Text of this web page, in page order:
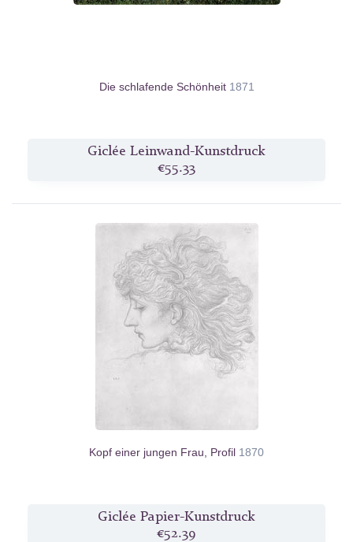
Die schlafende Schönheit 1871
Giclée Leinwand-Kunstdruck
€55.33
Kopf einer jungen Frau, Profil 1870
Giclée Papier-Kunstdruck
€52.39